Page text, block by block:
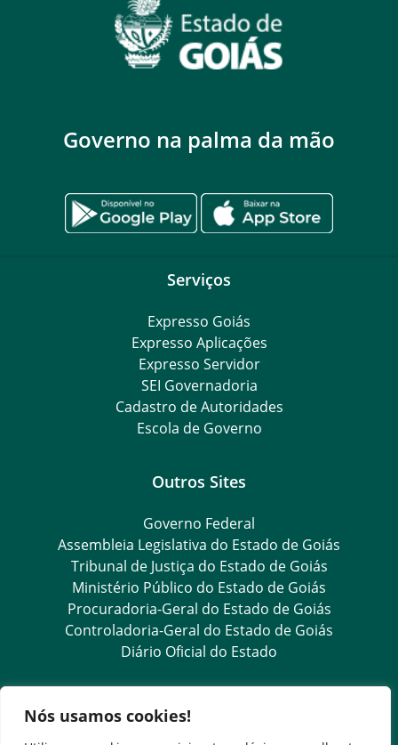
Nós usamos cookies!
Governo na palma da mão
Serviços
Expresso Goiás
Expresso Aplicações
Expresso Servidor
SEI Governadoria
Cadastro de Autoridades
Escola de Governo
Outros Sites
Governo Federal
Assembleia Legislativa do Estado de Goiás
Tribunal de Justiça do Estado de Goiás
Ministério Público do Estado de Goiás
Procuradoria-Geral do Estado de Goiás
Controladoria-Geral do Estado de Goiás
Diário Oficial do Estado
Transparência e Ouvidoria